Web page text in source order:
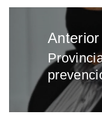
entradas
Anterior
Entrada
anterior: